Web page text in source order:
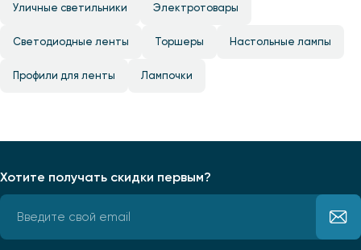
Уличные светильники Электротовары
Светодиодные ленты Торшеры Настольные лампы
Профили для ленты Лампочки
Хотите получать скидки первым?